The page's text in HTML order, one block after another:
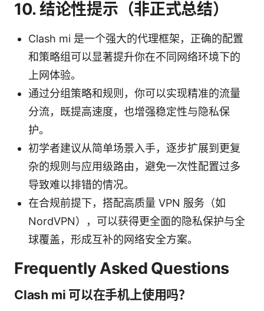
10. 结论性提示（非正式总结）
Clash mi 是一个强大的代理框架，正确的配置
和策略组可以显著提升你在不同网络环境下的
上网体验。
通过分组策略和规则，你可以实现精准的流量
分流，既提高速度，也增强稳定性与隐私保
护。
初学者建议从简单场景入手，逐步扩展到更复
杂的规则与应用级路由，避免一次性配置过多
导致难以排错的情况。
在合规前提下，搭配高质量 VPN 服务（如
NordVPN），可以获得更全面的隐私保护与全
球覆盖，形成互补的网络安全方案。
Frequently Asked Questions
Clash mi 可以在手机上使用吗？